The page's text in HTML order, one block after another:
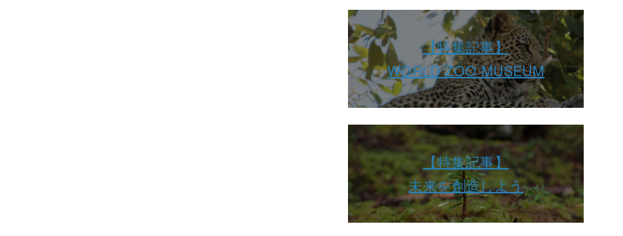
【特集記事】
WORLD ZOO MUSEUM
【特集記事】
未来を創造しよう